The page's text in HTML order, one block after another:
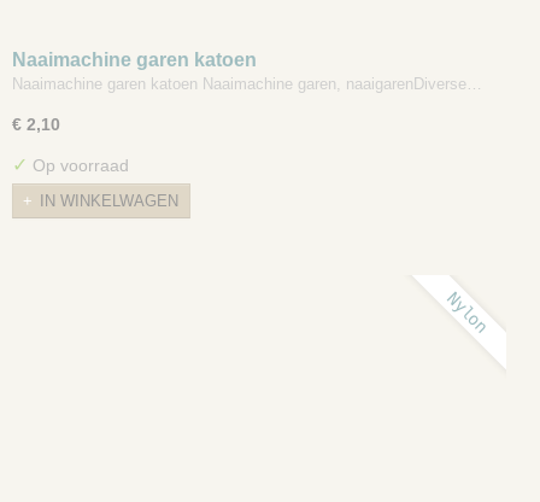
Naaimachine garen katoen
Naaimachine garen katoen Naaimachine garen, naaigarenDiverse…
€ 2,10
✓ Op voorraad
IN WINKELWAGEN
Nylon